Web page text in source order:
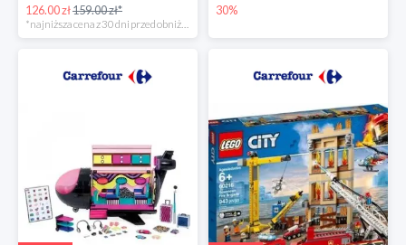
126.00 zł159.00 zł* 30%